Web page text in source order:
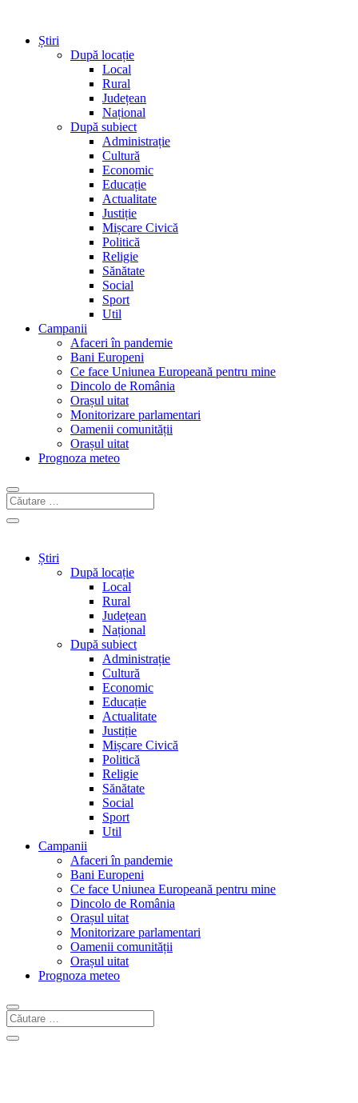
Știri
După locație
Local
Rural
Județean
Național
După subiect
Administrație
Cultură
Economic
Educație
Actualitate
Justiție
Mișcare Civică
Politică
Religie
Sănătate
Social
Sport
Util
Campanii
Afaceri în pandemie
Bani Europeni
Ce face Uniunea Europeană pentru mine
Dincolo de România
Orașul uitat
Monitorizare parlamentari
Oamenii comunității
Orașul uitat
Prognoza meteo
Știri
După locație
Local
Rural
Județean
Național
După subiect
Administrație
Cultură
Economic
Educație
Actualitate
Justiție
Mișcare Civică
Politică
Religie
Sănătate
Social
Sport
Util
Campanii
Afaceri în pandemie
Bani Europeni
Ce face Uniunea Europeană pentru mine
Dincolo de România
Orașul uitat
Monitorizare parlamentari
Oamenii comunității
Orașul uitat
Prognoza meteo